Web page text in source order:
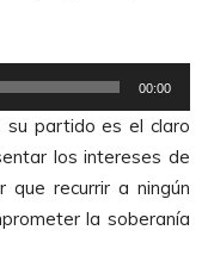
00:00
su partido es el claro
los intereses de
recurrir a ningún
la soberanía